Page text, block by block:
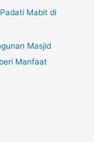
Mabit di
Masjid
Manfaat